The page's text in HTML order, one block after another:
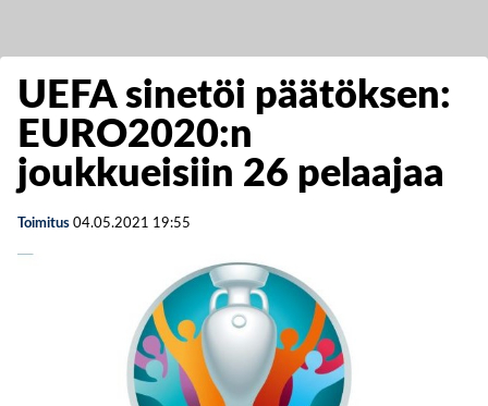
UEFA sinetöi päätöksen:
EURO2020:n
joukkueisiin 26 pelaajaa
Toimitus 04.05.2021 19:55